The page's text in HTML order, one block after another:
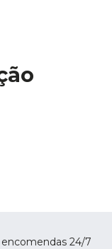
encomendas 24/7